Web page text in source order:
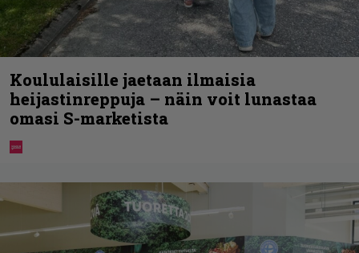
Koululaisille jaetaan ilmaisia
heijastinreppuja – näin voit lunastaa
omasi S-marketista